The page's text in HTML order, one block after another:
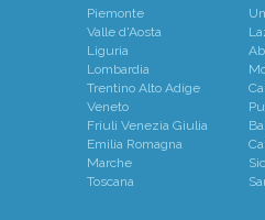
Piemonte
Valle d'Aosta
Liguria
Lombardia
Trentino Alto Adige
Veneto
Friuli Venezia Giulia
Emilia Romagna
Marche
Toscana